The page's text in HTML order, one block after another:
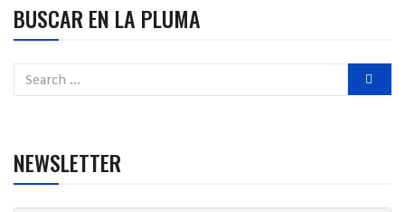
BUSCAR EN LA PLUMA
NEWSLETTER